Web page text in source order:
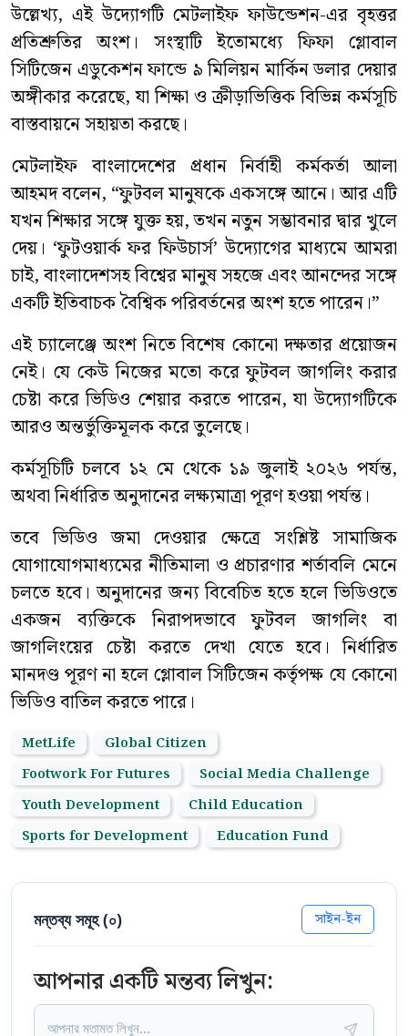
উল্লেখ্য, এই উদ্যোগটি মেটলাইফ ফাউন্ডেশন-এর বৃহত্তর
প্রতিশ্রুতির অংশ। সংস্থাটি ইতোমধ্যে ফিফা গ্লোবাল
সিটিজেন এডুকেশন ফান্ডে ৯ মিলিয়ন মার্কিন ডলার দেয়ার
অঙ্গীকার করেছে, যা শিক্ষা ও ক্রীড়াভিত্তিক বিভিন্ন কর্মসূচি
বাস্তবায়নে সহায়তা করছে।
মেটলাইফ বাংলাদেশের প্রধান নির্বাহী কর্মকর্তা আলা
আহমদ বলেন, “ফুটবল মানুষকে একসঙ্গে আনে। আর এটি
যখন শিক্ষার সঙ্গে যুক্ত হয়, তখন নতুন সম্ভাবনার দ্বার খুলে
দেয়। ‘ফুটওয়ার্ক ফর ফিউচার্স’ উদ্যোগের মাধ্যমে আমরা
চাই, বাংলাদেশসহ বিশ্বের মানুষ সহজে এবং আনন্দের সঙ্গে
একটি ইতিবাচক বৈশ্বিক পরিবর্তনের অংশ হতে পারেন।”
এই চ্যালেঞ্জে অংশ নিতে বিশেষ কোনো দক্ষতার প্রয়োজন
নেই। যে কেউ নিজের মতো করে ফুটবল জাগলিং করার
চেষ্টা করে ভিডিও শেয়ার করতে পারেন, যা উদ্যোগটিকে
আরও অন্তর্ভুক্তিমূলক করে তুলেছে।
কর্মসূচিটি চলবে ১২ মে থেকে ১৯ জুলাই ২০২৬ পর্যন্ত,
অথবা নির্ধারিত অনুদানের লক্ষ্যমাত্রা পূরণ হওয়া পর্যন্ত।
তবে ভিডিও জমা দেওয়ার ক্ষেত্রে সংশ্লিষ্ট সামাজিক
যোগাযোগমাধ্যমের নীতিমালা ও প্রচারণার শর্তাবলি মেনে
চলতে হবে। অনুদানের জন্য বিবেচিত হতে হলে ভিডিওতে
একজন ব্যক্তিকে নিরাপদভাবে ফুটবল জাগলিং বা
জাগলিংয়ের চেষ্টা করতে দেখা যেতে হবে। নির্ধারিত
মানদণ্ড পূরণ না হলে গ্লোবাল সিটিজেন কর্তৃপক্ষ যে কোনো
ভিডিও বাতিল করতে পারে।
MetLife
Global Citizen
Footwork For Futures
Social Media Challenge
Youth Development
Child Education
Sports for Development
Education Fund
মন্তব্য সমূহ (০) সাইন-ইন
আপনার একটি মন্তব্য লিখুন: